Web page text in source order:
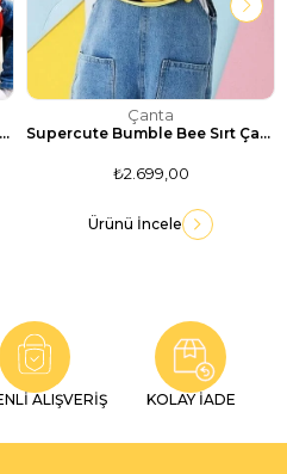
Supercute Ladybug Sırt Çantası-Kırmızı
Çanta
Supercute Bumble Bee Sırt Çantası-Sarı
₺2.699,00
Ürünü İncele
ALIŞVERİŞ KOLAY İADE